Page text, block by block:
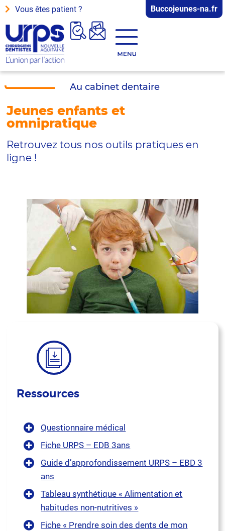
Vous êtes patient ? Buccojeunes-na.fr
Au cabinet dentaire
Jeunes enfants et
omnipratique
Retrouvez tous nos outils pratiques en
ligne !
Ressources
Questionnaire médical
Fiche URPS – EDB 3ans
Guide d’approfondissement URPS – EBD 3
ans
Tableau synthétique « Alimentation et
habitudes non-nutritives »
Fiche « Prendre soin des dents de mon